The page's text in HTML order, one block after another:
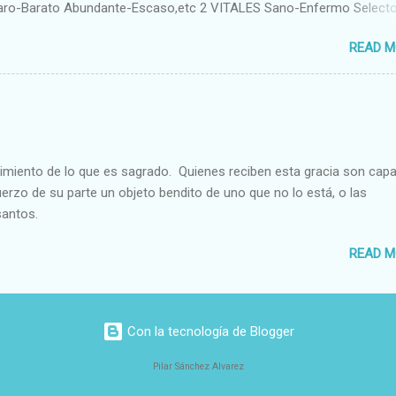
Barato Abundante-Escaso,etc 2 VITALES Sano-Enfermo
b) Morales Bueno-malo Bondadoso-malvado Justo-Injusto
d) Estéticos Bello-Feo Gracioso-Tosco Elegante-
Santo-Pr...
READ
de lo que es sagrado. Quienes reciben esta gracia son
de su parte un objeto bendito de uno que no lo está, o las
READ
Con la tecnología de Blogger
Pilar Sánchez Alvarez